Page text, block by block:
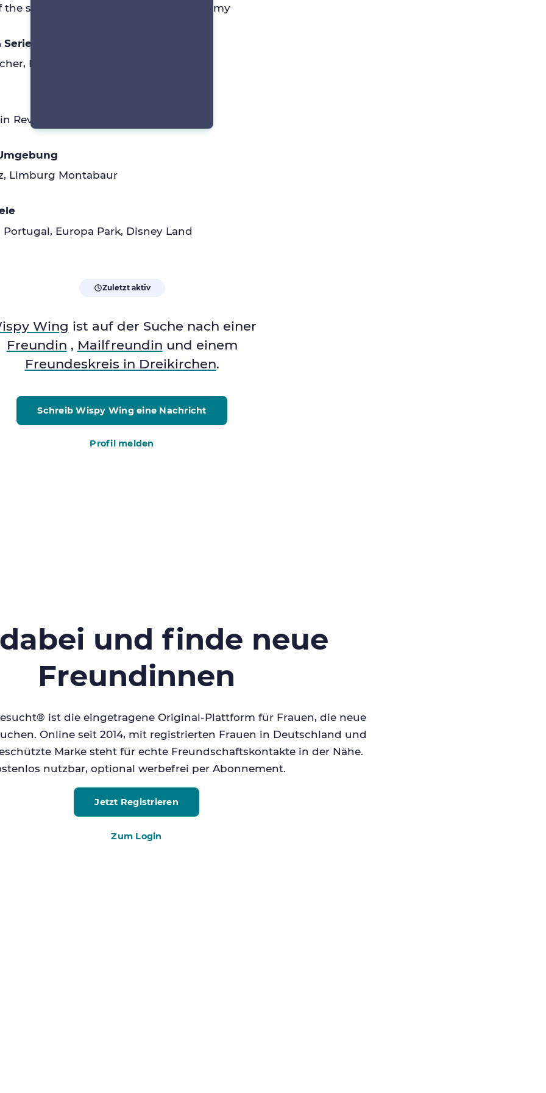
the sun King, shatter me, zodiac Academy
Emily in Paris
Reverse, voila
Limburg Montabaur
Portugal, Europa Park, Disney Land
Zuletzt aktiv
Wing ist auf der Suche nach einer
Freundin , Mailfreundin und einem
Freundeskreis in Dreikirchen.
Schreib Wispy Wing eine Nachricht
Profil melden
und finde neue
Freundinnen
ist die eingetragene Original-Plattform für Frauen, die neue
Online seit 2014, mit registrierten Frauen in Deutschland und
Marke steht für echte Freundschaftskontakte in der Nähe.
nutzbar, optional werbefrei per Abonnement.
Jetzt Registrieren
Zum Login